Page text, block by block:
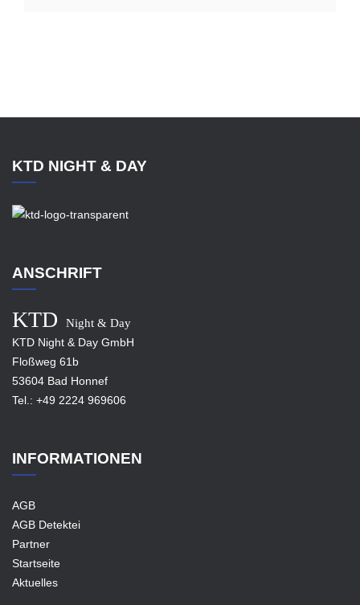
KTD NIGHT & DAY
ANSCHRIFT
KTD
Night & Day
KTD Night & Day GmbH
Floßweg 61b
53604 Bad Honnef
Tel.: +49 2224 969606
INFORMATIONEN
AGB
AGB Detektei
Partner
Startseite
Aktuelles